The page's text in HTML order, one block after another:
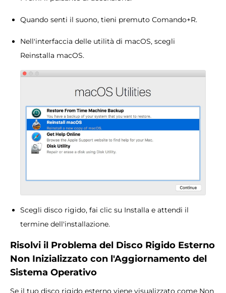
Quando senti il ​​suono, tieni premuto Comando+R.
Nell'interfaccia delle utilità di macOS, scegli
Reinstalla macOS.
Scegli disco rigido, fai clic su Installa e attendi il
termine dell'installazione.
Risolvi il Problema del Disco Rigido Esterno
Non Inizializzato con l'Aggiornamento del
Sistema Operativo
Se il tuo disco rigido esterno viene visualizzato come Non